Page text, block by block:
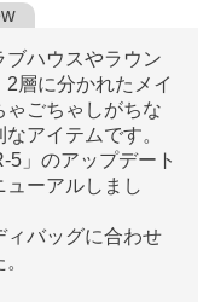
ブハウスやラウン
2層に分かれたメイ
ゃごちゃしがちな
アイテムです。
5」のアップデート
ーアルしまし
ィバッグに合わせ